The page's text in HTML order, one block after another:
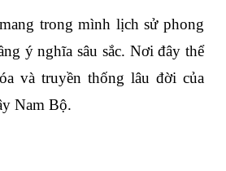
trong mình lịch sử phong
ý nghĩa sâu sắc. Nơi đây thể
và truyền thống lâu đời của
Nam Bộ.